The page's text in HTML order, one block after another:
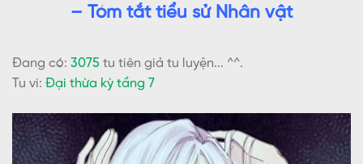
– Tóm tắt tiểu sử Nhân vật
Đang có: 3075 tu tiên giả tu luyện... ^^.
Tu vi: Đại thừa kỳ tầng 7